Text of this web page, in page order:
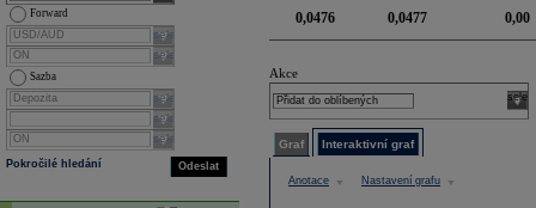
Forward
select
select
Sazba
select
select
select
Odeslat
Pokročilé hledání
0,0476 0,0477 0,00
Akce
select
Graf Interaktivní graf
Anotace Nastavení grafu